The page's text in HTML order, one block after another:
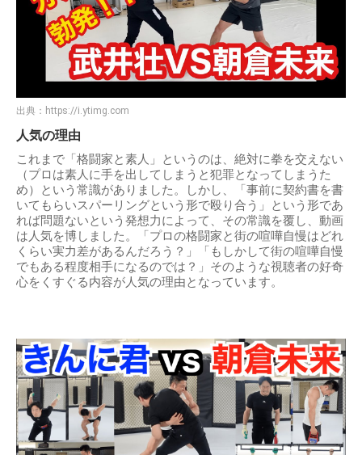
出典： https://i.ytimg.com
人気の理由
これまで「格闘家と素人」というのは、絶対に拳を交えない
（プロは素人に手を出してしまうと犯罪となってしまうた
め）という常識がありました。しかし、「事前に契約書を書
いてもらいスパーリングという形で殴り合う」という形であ
れば問題ないという発想力によって、その常識を覆し、動画
は人気を博しました。「プロの格闘家と街の喧嘩自慢はどれ
くらい実力差があるんだろう？」「もしかして街の喧嘩自慢
でもある程度相手になるのでは？」そのような視聴者の好奇
心をくすぐる内容が人気の理由となっています。